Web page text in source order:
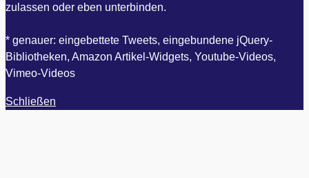
zulassen oder eben unterbinden.
* genauer: eingebettete Tweets, eingebundene jQuery-
Bibliotheken, Amazon Artikel-Widgets, Youtube-Videos,
Vimeo-Videos
Schließen